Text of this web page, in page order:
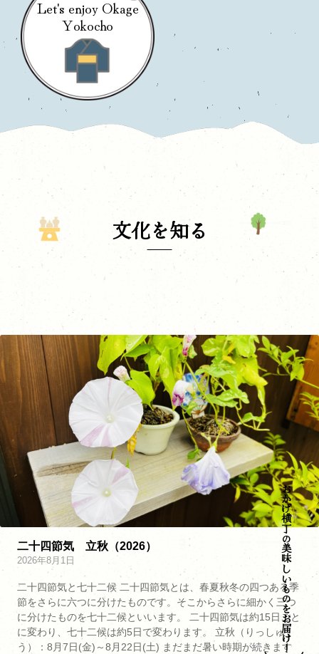
おかげ横丁の美味しいものをお届け！
Let's enjoy Okage
Yokocho
文化を知る
二十四節気 立秋（2026）
2026年8月1日
二十四節気と七十二候 二十四節気とは、春夏秋冬の四つある季
節をさらに六つに分けたものです。そこからさらに細かく三つ
に分けたものを七十二候といいます。 二十四節気は約15日ごと
に変わり、七十二候は約5日で変わります。 立秋（りっしゅ
う）：8月7日(金)～8月22日(土) まだまだ暑い時期が続きます